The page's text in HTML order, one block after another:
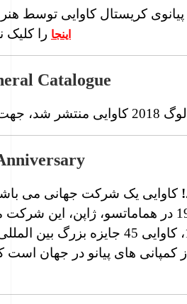
اینجا را کلیک
Catalogue
شد، جهت دریافت آن
کاوایی یک شرکت جهانی می
آغاز آن در سال 1927 در هماماتسو،
است. از سال 1998، کاوایی 45
کمپانی های پیانو در جهان